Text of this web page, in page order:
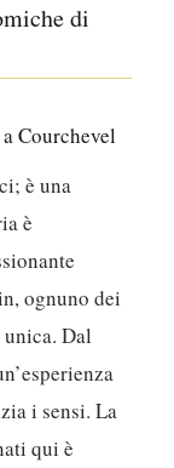
di
Courchevel
è una
è
ognuno dei
Dal
i sensi.La
qui è